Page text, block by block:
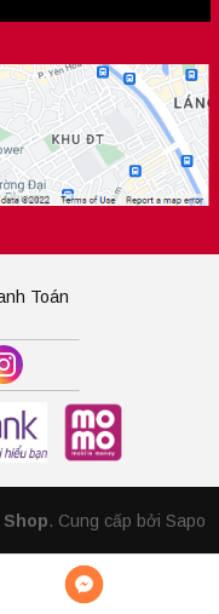
Toán
. Cung cấp bởi Sapo